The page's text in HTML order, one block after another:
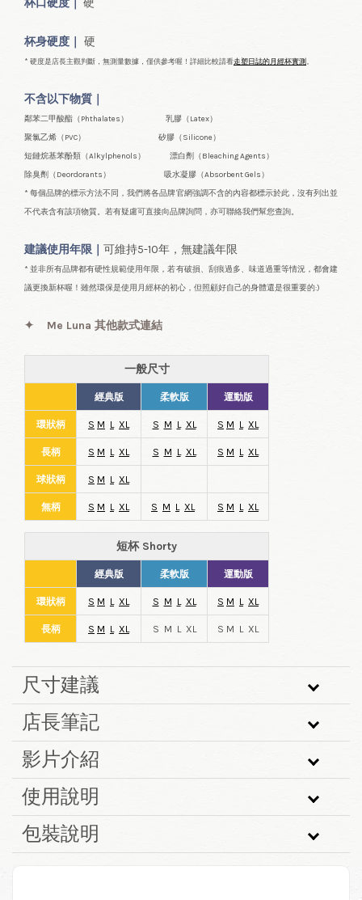
杯口硬度｜ 硬
杯身硬度｜ 硬
* 硬度是店長主觀判斷，無測量數據，僅供參考喔！詳細比較請看走塑日誌的月經杯實測 。
不含以下物質｜
鄰苯二甲酸酯（Phthalates） 乳膠（Latex）
聚氯乙烯（PVC） 矽膠（Silicone）
短鏈烷基苯酚類（Alkylphenols） 漂白劑（Bleaching Agents）
除臭劑（Deordorants） 吸水凝膠（Absorbent Gels）
* 每個品牌的標示方法不同，我們將各品牌官網強調不含的內容都標示於此，沒有列出並
不代表含有該項物質。若有疑慮可直接向品牌詢問，亦可聯絡我們幫您查詢。
建議使用年限｜ 可維持5-10年，無建議年限
* 並非所有品牌都有硬性規範使用年限，若有破損、刮痕過多、味道過重等情況，都會建
議更換新杯喔！雖然環保是使用月經杯的初心，但照顧好自己的身體還是很重要的:)
✦ Me Luna 其他款式連結
一般尺寸
經典版 柔軟版 運動版
環狀柄 S M L XL S M L XL S M L XL
長柄 S M L XL S M L XL S M L XL
球狀柄 S M L XL
無柄 S M L XL S M L XL S M L XL
短杯 Shorty
經典版 柔軟版 運動版
環狀柄 S M L XL S M L XL S M L XL
長柄 S M L XL S M L XL S M L XL
尺寸建議
店長筆記
影片介紹
使用說明
包裝說明